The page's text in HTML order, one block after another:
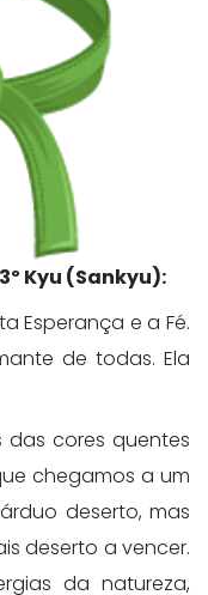
Kyu (Sankyu):
Esperança e a Fé.
de todas. Ela
das cores quentes
chegamos a um
deserto, mas
deserto a vencer.
da natureza,